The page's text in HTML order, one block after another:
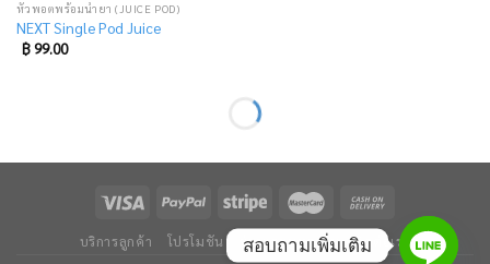
หัวพอตพร้อมน้ำยา (JUICE POD)
NEXT Single Pod Juice
฿99.00
บริการลูกค้า โปรโมชัน ข่าวและบทความ ติดต่อเรา
สอบถามเพิ่มเติม